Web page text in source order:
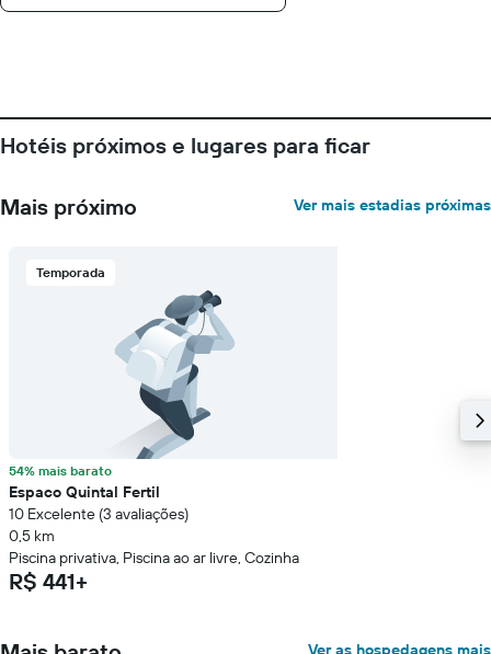
Hotéis próximos e lugares para ficar
Mais próximo Ver mais estadias próximas
Temporada
54% mais barato
Espaco Quintal Fertil
10 Excelente (3 avaliações)
0,5 km
Piscina privativa, Piscina ao ar livre, Cozinha
R$ 441+
Ver as hospedagens mais